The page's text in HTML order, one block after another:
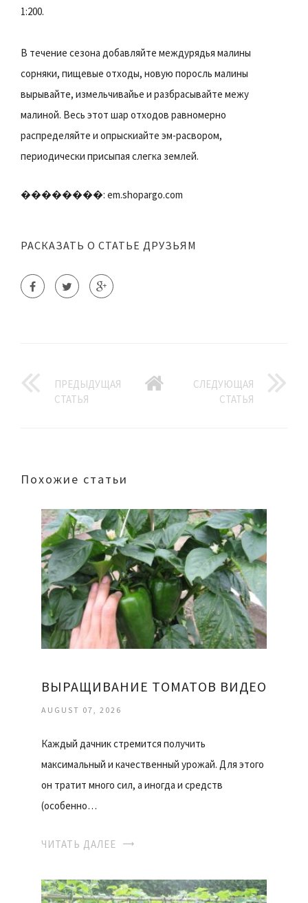
1:200.
В течение сезона добавляйте междурядья малины
сорняки, пищевые отходы, новую поросль малины
вырывайте, измельчивайье и разбрасывайте межу
малиной. Весь этот шар отходов равномерно
распределяйте и опрыскиайте эм-расвором,
периодически присыпая слегка землей.
��������: em.shopargo.com
РАСКАЗАТЬ О СТАТЬЕ ДРУЗЬЯМ
ПРЕДЫДУЩАЯ
СТАТЬЯ
СЛЕДУЮЩАЯ
СТАТЬЯ
Похожие статьи
ВЫРАЩИВАНИЕ ТОМАТОВ ВИДЕО
AUGUST 07, 2026
Каждый дачник стремится получить
максимальный и качественный урожай. Для этого
он тратит много сил, а иногда и средств
(особенно…
ЧИТАТЬ ДАЛЕЕ